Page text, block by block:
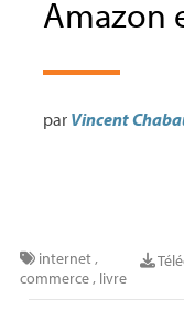
Amazon
par Vincent
internet,
commerce, livre